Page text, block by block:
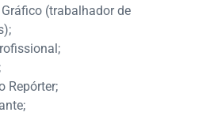
(trabalhador de
Repórter;